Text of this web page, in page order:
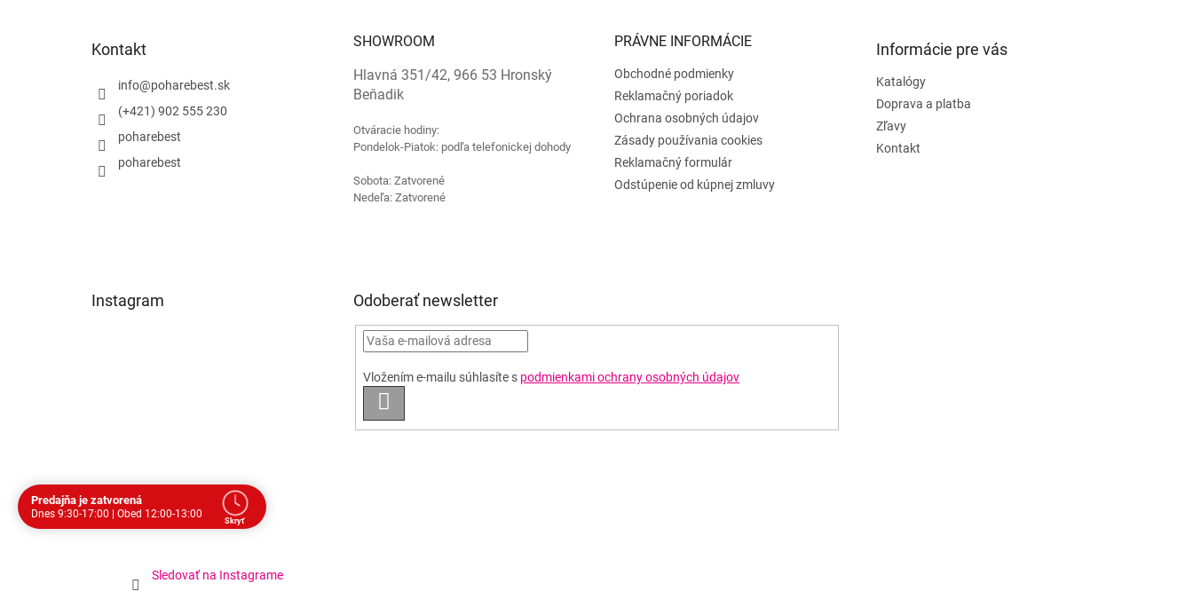
Kontakt
info@poharebest.sk
(+421) 902 555 230
poharebest
poharebest
SHOWROOM
Hlavná 351/42, 966 53 Hronský
Beňadik
Otváracie hodiny:
Pondelok-Piatok: podľa telefonickej dohody
Sobota: Zatvorené
Nedeľa: Zatvorené
PRÁVNE INFORMÁCIE
Obchodné podmienky
Reklamačný poriadok
Ochrana osobných údajov
Zásady používania cookies
Reklamačný formulár
Odstúpenie od kúpnej zmluvy
Informácie pre vás
Katalógy
Doprava a platba
Zľavy
Kontakt
Instagram
Sledovať na Instagrame
Odoberať newsletter
Vložením e-mailu súhlasíte s podmienkami ochrany osobných údajov
SA
Predajňa je zatvorená
Dnes 9:30-17:00 | Obed 12:00-13:00
Skryť
Prestávka
9:30 - 17:00
12:00 - 13:00